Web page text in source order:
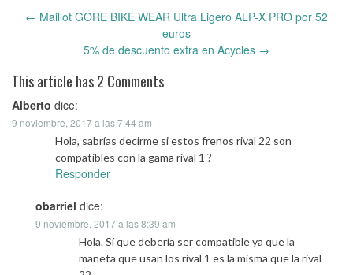
← Maillot GORE BIKE WEAR Ultra Ligero ALP-X PRO por 52
euros
5% de descuento extra en Acycles →
This article has 2 Comments
Alberto dice:
9 noviembre, 2017 a las 7:44 am
Hola, sabrías decirme si estos frenos rival 22 son
compatibles con la gama rival 1 ?
Responder
obarriel dice:
9 noviembre, 2017 a las 8:39 am
Hola. Sí que debería ser compatible ya que la
maneta que usan los rival 1 es la misma que la rival